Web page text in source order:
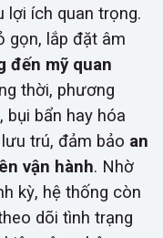
lợi ích quan trọng.
gọn, lắp đặt âm
đến mỹ quan
thời, phương
bụi bẩn hay hóa
trú, đảm bảo an
vận hành. Nhờ
kỳ, hệ thống còn
dõi tình trạng